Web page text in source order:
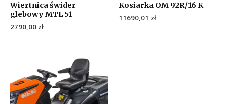
Wiertnica świder
glebowy MTL 51
2790,00 zł
Kosiarka OM 92R/16 K
11690,01 zł